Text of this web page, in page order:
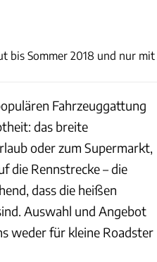
bis Sommer 2018 und nur mit
Fahrzeuggattung
das breite
oder zum Supermarkt,
die Rennstrecke – die
dass die heißen
Auswahl und Angebot
weder für kleine Roadster